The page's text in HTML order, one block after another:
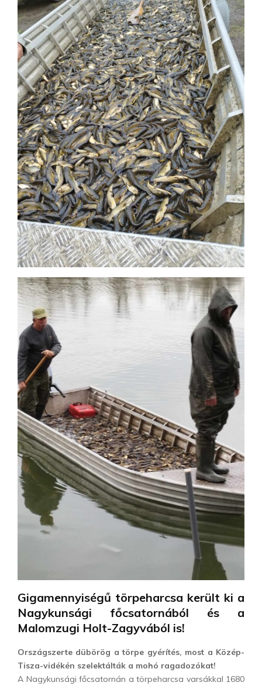
Gigamennyiségű törpeharcsa került ki a
Nagykunsági főcsatornából és a
Malomzugi Holt-Zagyvából is!
Országszerte dübörög a törpe gyérítés, most a Közép-
Tisza-vidékén szelektálták a mohó ragadozókat!
A Nagykunsági főcsatornán a törpeharcsa varsákkal 1680